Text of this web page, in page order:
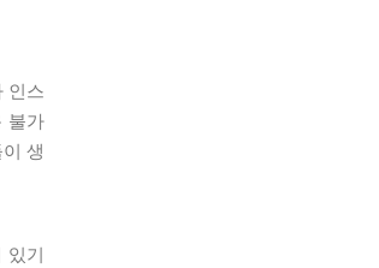
인스
불가
생
있기